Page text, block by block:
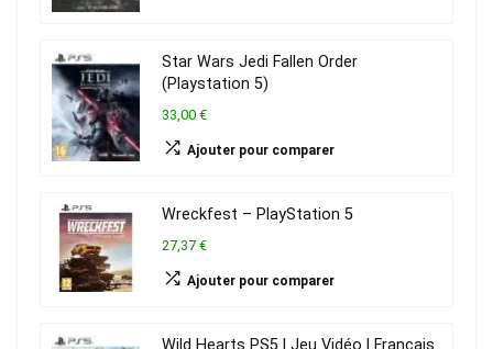
Star Wars Jedi Fallen Order
(Playstation 5)
33,00 €
Ajouter pour comparer
Wreckfest – PlayStation 5
27,37 €
Ajouter pour comparer
Wild Hearts PS5 | Jeu Vidéo | Français